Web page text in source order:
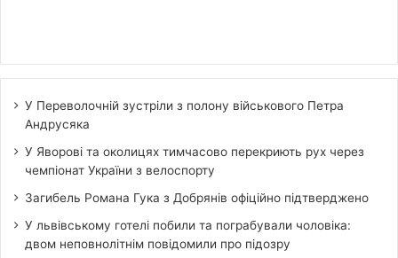
У Переволочній зустріли з полону військового Петра
Андрусяка
У Яворові та околицях тимчасово перекриють рух через
чемпіонат України з велоспорту
Загибель Романа Гука з Добрянів офіційно підтверджено
У львівському готелі побили та пограбували чоловіка:
двом неповнолітнім повідомили про підозру